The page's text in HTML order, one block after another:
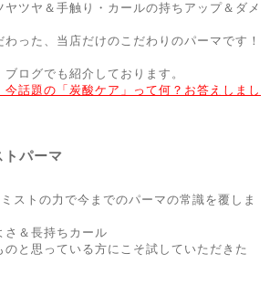
ツヤ＆手触り・カールの持ちアップ＆ダメ
った、当店だけのこだわりのパーマです！
ログでも紹介しております。
話題の「炭酸ケア」って何？お答えしまし
トパーマ
ストの力で今までのパーマの常識を覆しま
さ＆長持ちカール
のと思っている方にこそ試していただきた